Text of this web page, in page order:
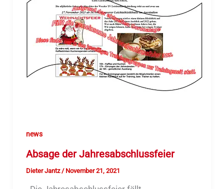
news
Absage der Jahresabschlussfeier
Dieter Jantz / November 21, 2021